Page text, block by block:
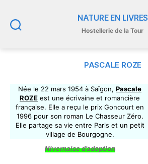
NATURE EN LIVRES
Hostellerie de la Tour
PASCALE ROZE
Née le 22 mars 1954 à Saïgon, Pascale
ROZE est une écrivaine et romancière
française. Elle a reçu le prix Goncourt en
1996 pour son roman Le Chasseur Zéro.
Elle partage sa vie entre Paris et un petit
village de Bourgogne.
Nivernaise d’adoption